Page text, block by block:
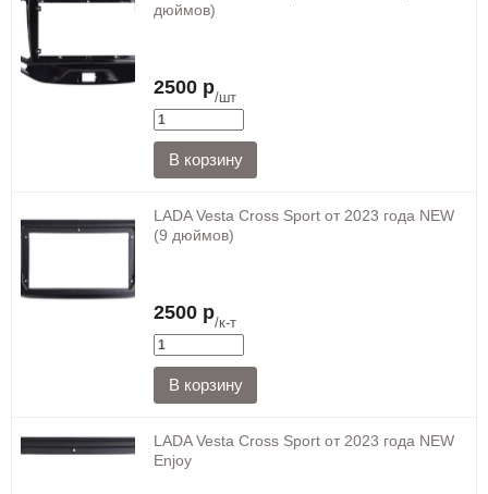
дюймов)
2500 р/шт
LADA Vesta Cross Sport от 2023 года NEW
(9 дюймов)
2500 р/к-т
LADA Vesta Cross Sport от 2023 года NEW
Enjoy